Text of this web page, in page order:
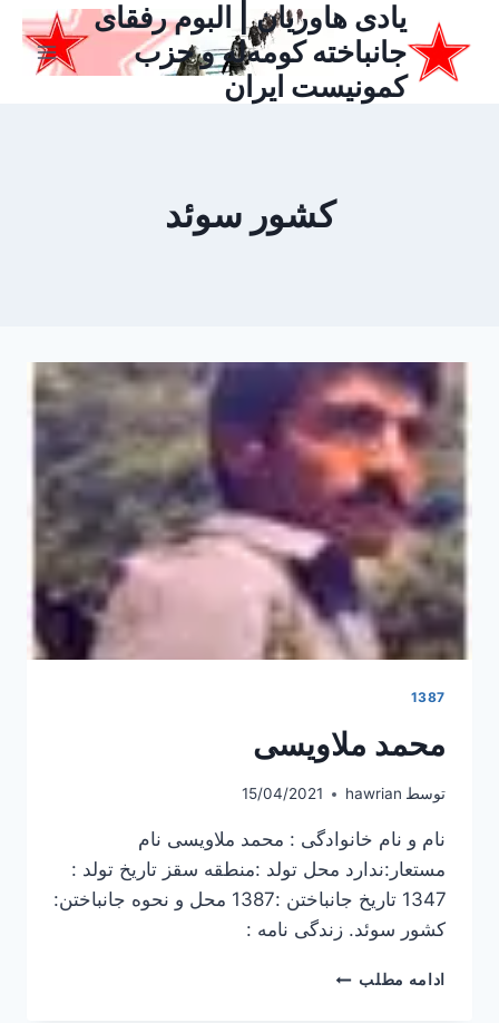
محتوا
یادی هاوریان | البوم رفقای
جانباخته کومه‌له و حزب
کمونیست ایران
کشور سوئد
1387
محمد ملاویسی
توسط hawrian
15/04/2021
نام و نام خانوادگی : محمد ملاویسی نام
مستعار:ندارد محل تولد :منطقه سقز تاریخ تولد :
1347 تاریخ جانباختن :1387 محل و نحوه جانباختن:
کشور سوئد. زندگی نامه :
ادامه مطلب محمد